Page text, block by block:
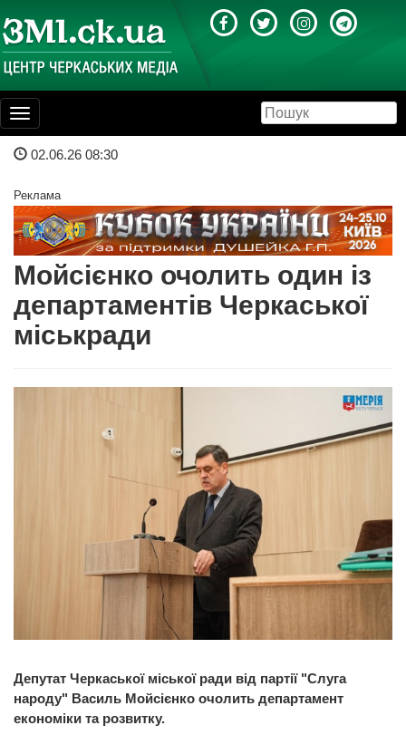
Toggle
navigation
02.06.26 08:30
Реклама
Мойсієнко очолить один із
департаментів Черкаської
міськради
Депутат Черкаської міської ради від партії "Слуга
народу" Василь Мойсієнко очолить департамент
економіки та розвитку.